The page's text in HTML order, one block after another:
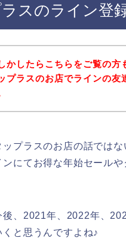
スのライン登
かしたらこちらをご覧の
プラスのお店でラインの友
プラスのお店の話では
にてお得な年始セール
後、2021年、2022年、
と思うんですよね♪